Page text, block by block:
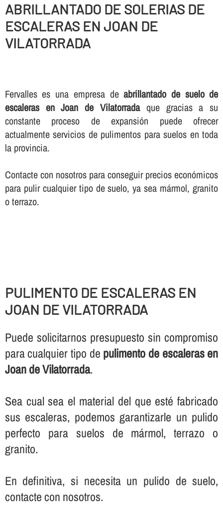
ABRILLANTADO DE SOLERIAS DE
ESCALERAS EN JOAN DE
VILATORRADA
Fervalles es una empresa deabrillantado de suelo de
escaleras en Joan de Vilatorradaque gracias a su
constante proceso de expansión puede ofrecer
actualmente servicios de pulimentos para suelos en toda
la provincia.
Contacte con nosotros para conseguir precios económicos
para pulir cualquier tipo de suelo, ya sea mármol, granito
o terrazo.
PULIMENTO DE ESCALERAS EN
JOAN DE VILATORRADA
Puede solicitarnos presupuesto sin compromiso
para cualquier tipo de pulimento de escaleras en
Joan de Vilatorrada.
Sea cual sea el material del que esté fabricado
sus escaleras, podemos garantizarle un pulido
perfecto para suelos de mármol, terrazo o
granito.
En definitiva, si necesita un pulido de suelo,
contacte con nosotros.